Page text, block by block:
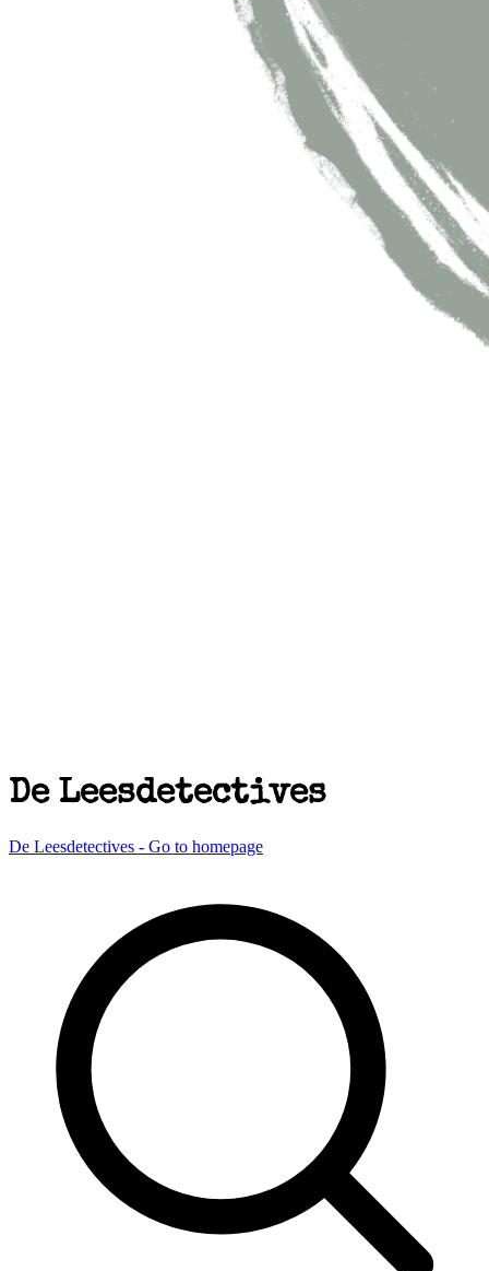
De Leesdetectives
De Leesdetectives - Go to homepage